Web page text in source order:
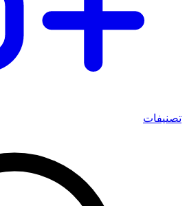
تصنيفات